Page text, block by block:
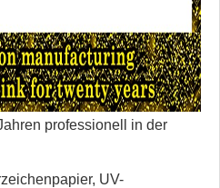
professionell in der
UV-